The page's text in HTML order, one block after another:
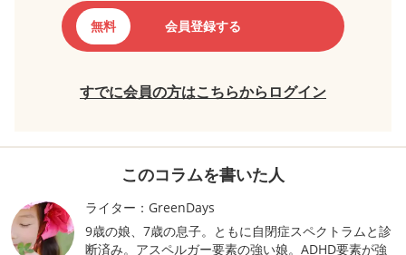
無料 会員登録する
すでに会員の方はこちらからログイン
このコラムを書いた人
ライター：GreenDays
9歳の娘、7歳の息子。ともに自閉症スペクトラムと診
断済み。アスペルガー要素の強い娘。ADHD要素が強